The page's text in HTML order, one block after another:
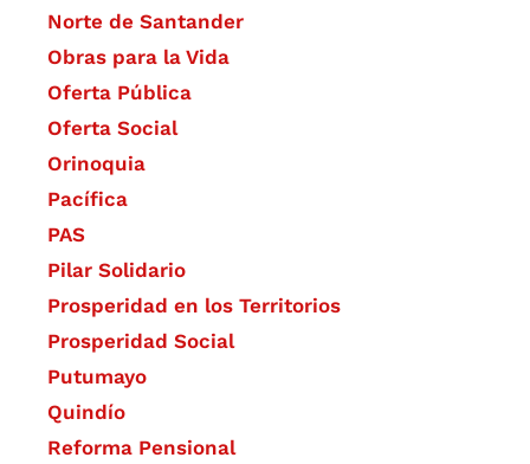
Norte de Santander
Obras para la Vida
Oferta Pública
Oferta Social​​
Orinoquia
Pacífica
PAS
Pilar Solidario
Prosperidad en los Territorios
Prosperidad Social
Putumayo
Quindío
Reforma Pensional